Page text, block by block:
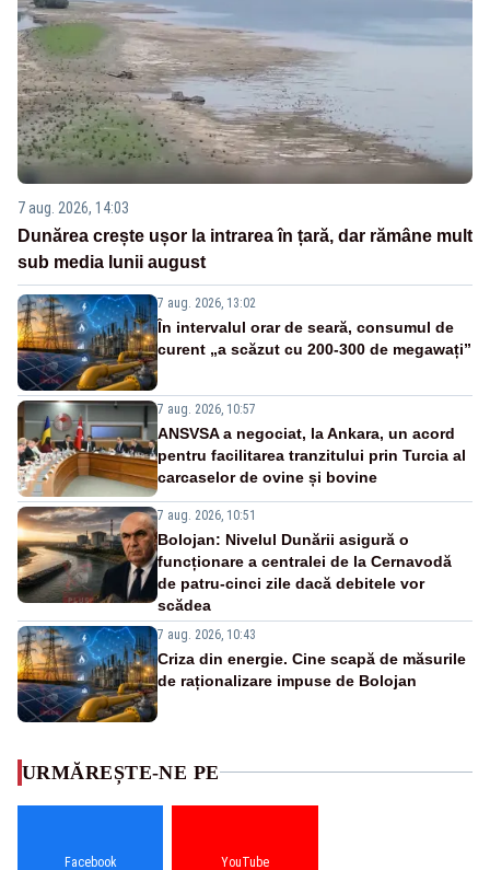
7 aug. 2026, 14:03
Dunărea crește ușor la intrarea în țară, dar rămâne mult
sub media lunii august
7 aug. 2026, 13:02
În intervalul orar de seară, consumul de
curent „a scăzut cu 200-300 de megawați”
7 aug. 2026, 10:57
ANSVSA a negociat, la Ankara, un acord
pentru facilitarea tranzitului prin Turcia al
carcaselor de ovine și bovine
7 aug. 2026, 10:51
Bolojan: Nivelul Dunării asigură o
funcționare a centralei de la Cernavodă
de patru-cinci zile dacă debitele vor
scădea
7 aug. 2026, 10:43
Criza din energie. Cine scapă de măsurile
de raționalizare impuse de Bolojan
URMĂREȘTE-NE PE
Facebook YouTube